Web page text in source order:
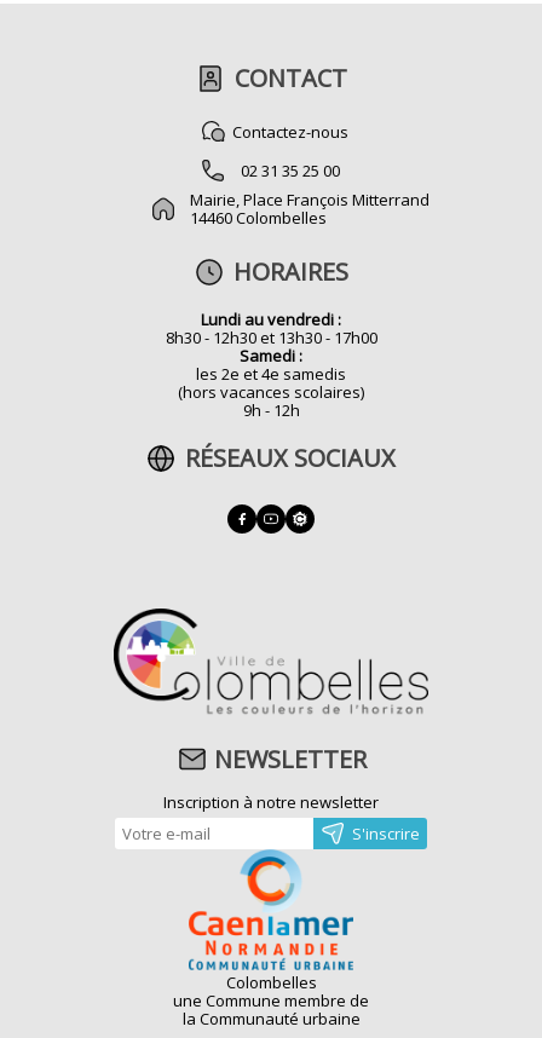
CONTACT
Contactez-nous
02 31 35 25 00
Mairie, Place François Mitterrand
14460 Colombelles
HORAIRES
Lundi au vendredi :
8h30 - 12h30 et 13h30 - 17h00
Samedi :
les 2e et 4e samedis
(hors vacances scolaires)
9h - 12h
RÉSEAUX SOCIAUX
NEWSLETTER
Inscription à notre newsletter
Colombelles
une Commune membre de
la Communauté urbaine